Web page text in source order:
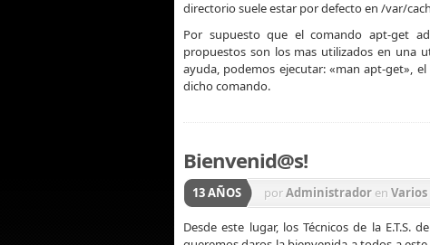
directorio suele estar por defecto en /var/
Por supuesto que el comando apt-get
propuestos son los mas utilizados en una
ayuda, podemos ejecutar: «man apt-get»,
dicho comando.
Bienvenid@s!
13 AÑOS porAdministrador en Varios
Desde este lugar, los Técnicos de la E.T.S.